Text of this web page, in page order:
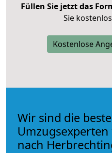
Füllen Sie jetzt das
Sie
Kostenlose
Wir sind die
nach